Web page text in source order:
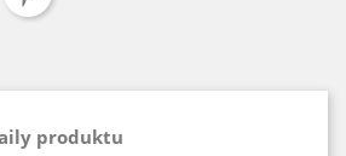
produktu